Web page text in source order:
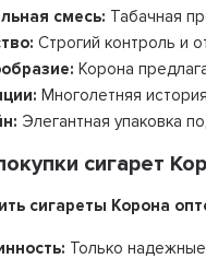
смесь: Табачная
Строгий контроль и
Корона
Многолетняя
Элегантная упаковка
сигарет
сигареты Корона
Только надежные